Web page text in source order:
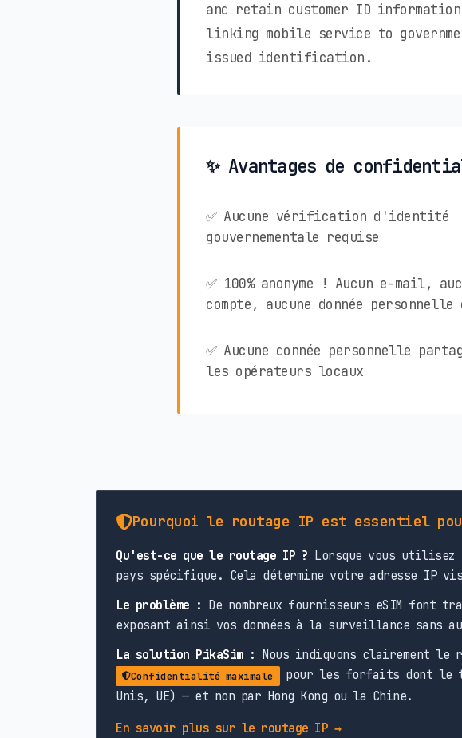
and retain customer ID
linking mobile service to
issued identification.
✨ Avantages de
✅ Aucune vérification d'identité
gouvernementale requise
✅ 100% anonyme ! Aucun e-mail,
compte, aucune donnée
✅ Aucune donnée personnelle
les opérateurs locaux
Pourquoi le routage IP est essentiel
Qu'est-ce que le routage IP ? Lorsque vous
pays spécifique. Cela détermine votre adresse IP
Le problème : De nombreux fournisseurs eSIM
exposant ainsi vos données à la surveillance sans
La solution PikaSim : Nous indiquons clairement le
Confidentialité maximale
pour les forfaits dont le
Unis, UE) — et non par Hong Kong ou la Chine.
En savoir plus sur le routage IP →